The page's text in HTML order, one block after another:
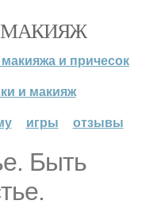
МАКИЯЖ
и причесок
и макияж
игры отзывы
Быть